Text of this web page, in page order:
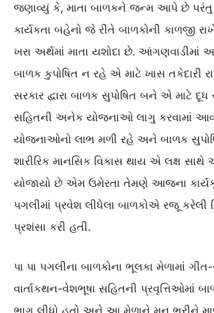
જણાવ્યું કે, માતા બાળકને જન્મ આપે છે
કાર્યકતા બહેનો જે રીતે બાળકોની કાળજી
ખરા અર્થમાં માતા યશોદા છે. આંગણવાડીમાં
બાળક કુપોષિત ન રહે એ માટે ખાસ તકેદારી
સરકાર દ્વારા બાળક સુપોષિત બને એ માટે
સહિતની અનેક યોજનાઓ લાગુ કરવામાં
યોજનાઓનો લાભ મળી રહે અને બાળક
શારીરિક માનસિક વિકાસ થાય એ લક્ષ સાથે
યોજાયો છે એમ ઉમેરતા તેમણે આજના
પગલીમાં પ્રવેશ લીધેલા બાળકોએ રજૂ કરેલી
પ્રશંસા કરી હતી.
પા પા પગલીના બાળકોના ભૂલકા મેળામાં
વાર્તાકથન-વેશભૂષા સહિતની પ્રવૃત્તિઓમાં